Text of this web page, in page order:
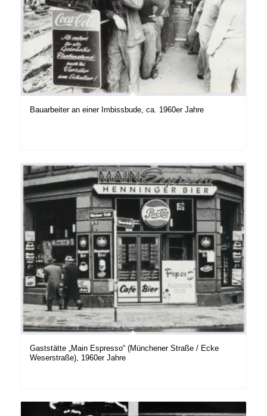
Bauarbeiter an einer Imbissbude, ca. 1960er Jahre
Gaststätte „Main Espresso“ (Münchener Straße / Ecke
Weserstraße), 1960er Jahre